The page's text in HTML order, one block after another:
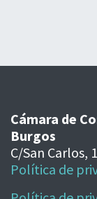
Cámara de
Burgos
C/San Carlos,
Política de